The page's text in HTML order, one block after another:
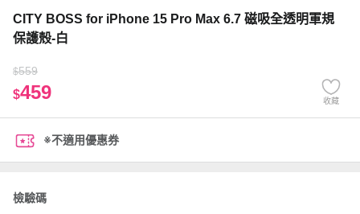
CITY BOSS for iPhone 15 Pro Max 6.7 磁吸全透明軍規
保護殼-白
$559
$459 收藏
※不適用優惠券
檢驗碼